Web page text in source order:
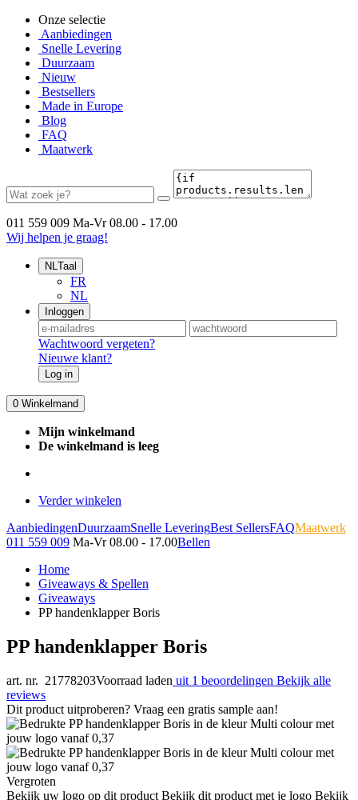
Onze selectie
Aanbiedingen
Snelle Levering
Duurzaam
Nieuw
Bestsellers
Made in Europe
Blog
FAQ
Maatwerk
011 559 009 Ma-Vr 08.00 - 17.00
Wij helpen je graag!
NLTaal
FR
NL
Inloggen
Wachtwoord vergeten?
Nieuwe klant?
Log in
0 Winkelmand
Mijn winkelmand
De winkelmand is leeg
Verder winkelen
AanbiedingenDuurzaamSnelle LeveringBest SellersFAQMaatwerk
011 559 009 Ma-Vr 08.00 - 17.00Bellen
Home
Giveaways & Spellen
Giveaways
PP handenklapper Boris
PP handenklapper Boris
art. nr. 21778203Voorraad laden uit 1 beoordelingen Bekijk alle
reviews
Dit product uitproberen? Vraag een gratis sample aan!
Vergroten
Bekijk uw logo op dit product Bekijk dit product met je logo Bekijk